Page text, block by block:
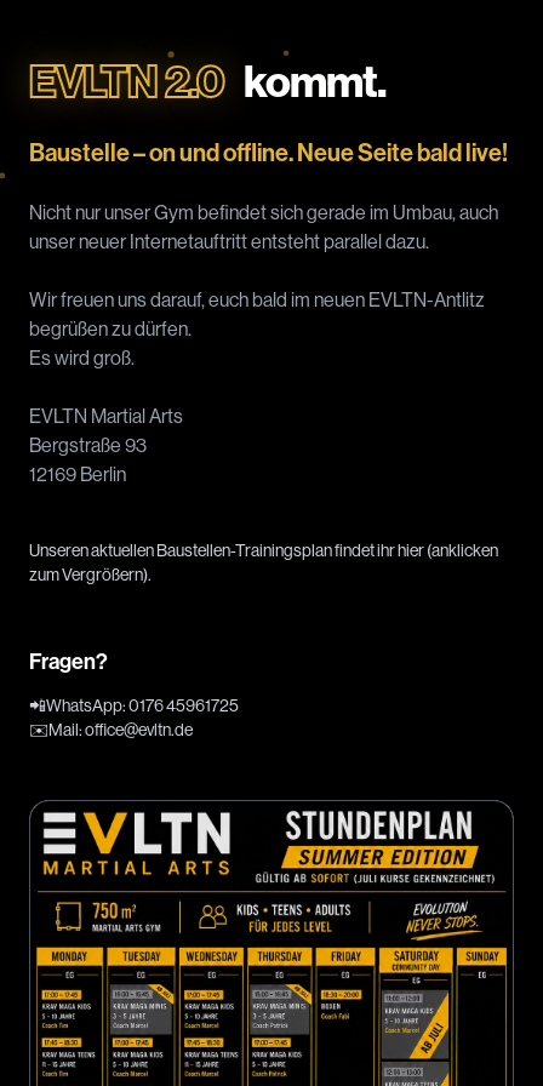
EVLTN 2.0 kommt.
Baustelle – on und offline. Neue Seite bald live!
Nicht nur unser Gym befindet sich gerade im Umbau, auch
unser neuer Internetauftritt entsteht parallel dazu.
Wir freuen uns darauf, euch bald im neuen EVLTN-Antlitz
begrüßen zu dürfen.
Es wird groß.
EVLTN Martial Arts
Bergstraße 93
12169 Berlin
Unseren aktuellen Baustellen-Trainingsplan findet ihr hier (anklicken
zum Vergrößern).
Fragen?
📲WhatsApp:0176 45961725
✉️Mail:office@evltn.de